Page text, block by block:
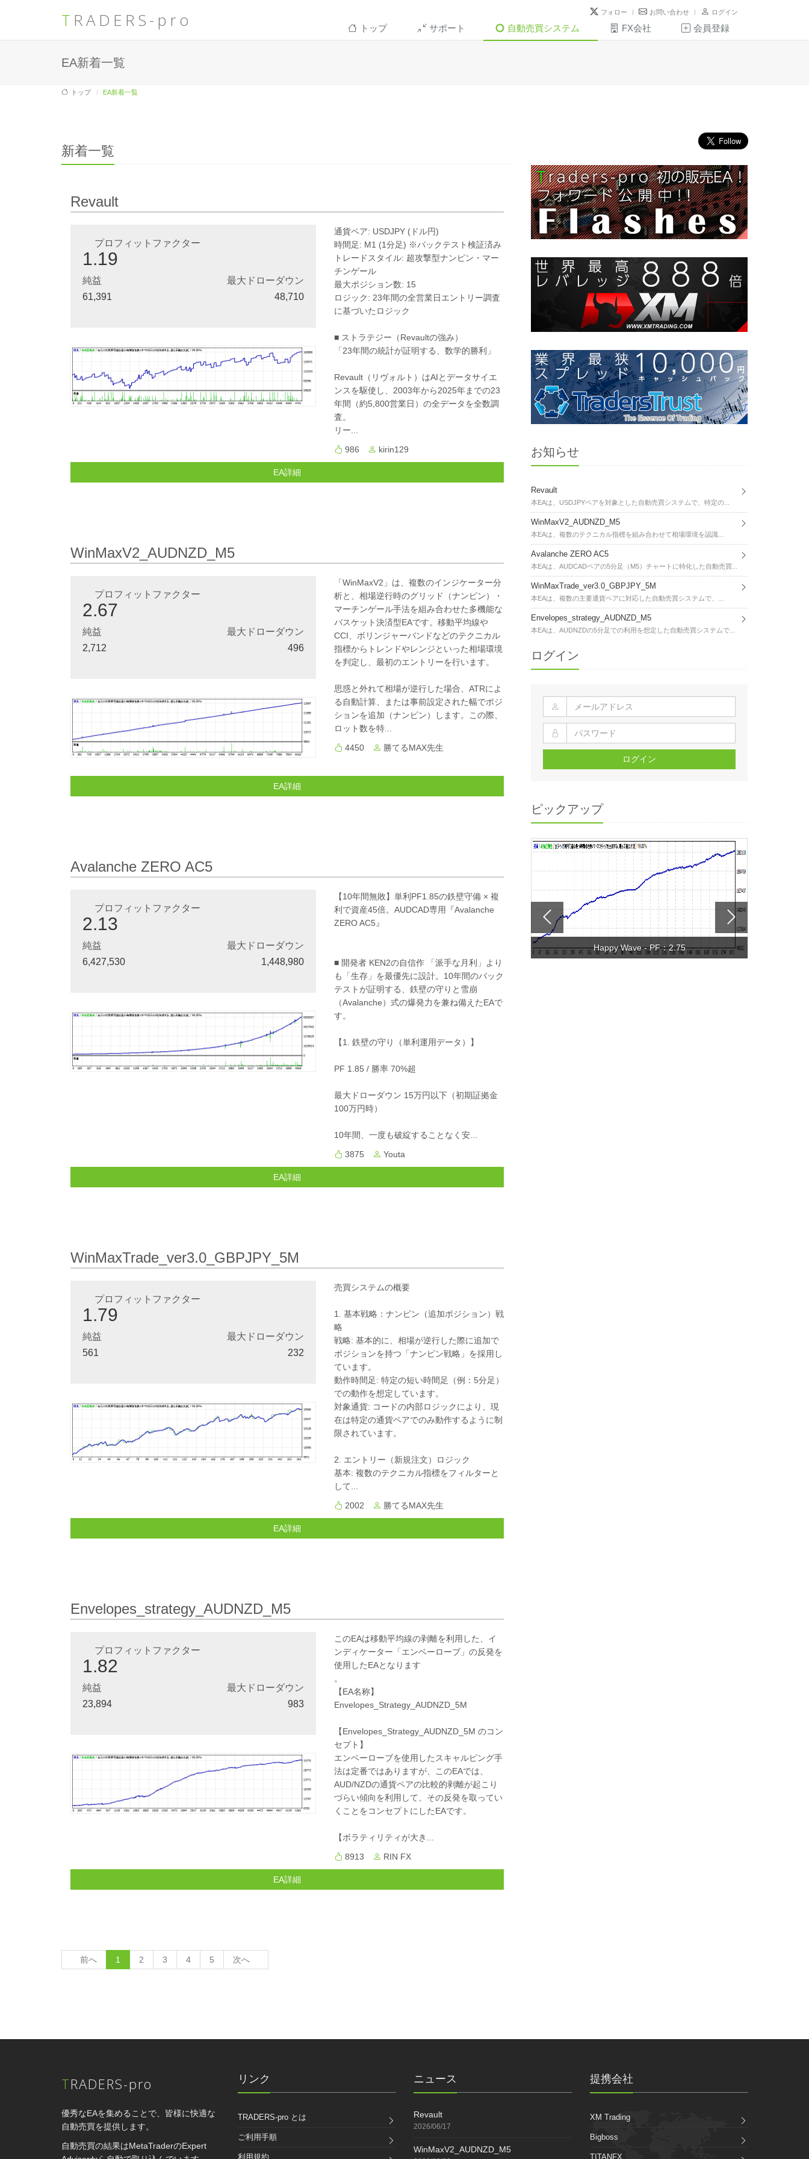
TRADERS-pro フォロー お問い合わせ ログイン
トップ サポート 自動売買システム FX会社 会員登録
EA新着一覧
トップ EA新着一覧
新着一覧
Revault
プロフィットファクター
1.19
純益
61,391
最大ドローダウン
48,710
通貨ペア: USDJPY (ドル円)
時間足: M1 (1分足) ※バックテスト検証済み
トレードスタイル: 超攻撃型ナンピン・マー
チンゲール
最大ポジション数: 15
ロジック: 23年間の全営業日エントリー調査
に基づいたロジック
■ ストラテジー（Revaultの強み）
「23年間の統計が証明する、数学的勝利」
Revault（リヴォルト）はAIとデータサイエ
ンスを駆使し、2003年から2025年までの23
年間（約5,800営業日）の全データを全数調
査。
リー...
986
kirin129
EA詳細
WinMaxV2_AUDNZD_M5
プロフィットファクター
2.67
純益
2,712
最大ドローダウン
496
「WinMaxV2」は、複数のインジケーター分
析と、相場逆行時のグリッド（ナンピン）・
マーチンゲール手法を組み合わせた多機能な
バスケット決済型EAです。移動平均線や
CCI、ボリンジャーバンドなどのテクニカル
指標からトレンドやレンジといった相場環境
を判定し、最初のエントリーを行います。
思惑と外れて相場が逆行した場合、ATRによ
る自動計算、または事前設定された幅でポジ
ションを追加（ナンピン）します。この際、
ロット数を特...
4450
勝てるMAX先生
EA詳細
Avalanche ZERO AC5
プロフィットファクター
2.13
純益
6,427,530
最大ドローダウン
1,448,980
【10年間無敗】単利PF1.85の鉄壁守備 × 複
利で資産45倍。AUDCAD専用『Avalanche
ZERO AC5』
■ 開発者 KEN2の自信作 「派手な月利」より
も「生存」を最優先に設計。10年間のバック
テストが証明する、鉄壁の守りと雪崩
（Avalanche）式の爆発力を兼ね備えたEAで
す。
【1. 鉄壁の守り（単利運用データ）】
PF 1.85 / 勝率 70%超
最大ドローダウン 15万円以下（初期証拠金
100万円時）
10年間、一度も破綻することなく安...
3875
Youta
EA詳細
WinMaxTrade_ver3.0_GBPJPY_5M
プロフィットファクター
1.79
純益
561
最大ドローダウン
232
売買システムの概要
1. 基本戦略：ナンピン（追加ポジション）戦
略
戦略: 基本的に、相場が逆行した際に追加で
ポジションを持つ「ナンピン戦略」を採用し
ています。
動作時間足: 特定の短い時間足（例：5分足）
での動作を想定しています。
対象通貨: コードの内部ロジックにより、現
在は特定の通貨ペアでのみ動作するように制
限されています。
2. エントリー（新規注文）ロジック
基本: 複数のテクニカル指標をフィルターと
して...
2002
勝てるMAX先生
EA詳細
Envelopes_strategy_AUDNZD_M5
プロフィットファクター
1.82
純益
23,894
最大ドローダウン
983
このEAは移動平均線の剥離を利用した、イ
ンディケーター「エンベーローブ」の反発を
使用したEAとなります
。
【EA名称】
Envelopes_Strategy_AUDNZD_5M
【Envelopes_Strategy_AUDNZD_5M のコン
セプト】
エンベーローブを使用したスキャルピング手
法は定番ではありますが、このEAでは、
AUD/NZDの通貨ペアの比較的剥離が起こり
づらい傾向を利用して、その反発を取ってい
くことをコンセプトにしたEAです。
【ボラティリティが大き...
8913
RIN FX
EA詳細
前へ 1 2 3 4 5 次へ
お知らせ
Revault
本EAは、USDJPYペアを対象とした自動売買システムで、特定の...
WinMaxV2_AUDNZD_M5
本EAは、複数のテクニカル指標を組み合わせて相場環境を認識...
Avalanche ZERO AC5
本EAは、AUDCADペアの5分足（M5）チャートに特化した自動売買...
WinMaxTrade_ver3.0_GBPJPY_5M
本EAは、複数の主要通貨ペアに対応した自動売買システムで、...
Envelopes_strategy_AUDNZD_M5
本EAは、AUDNZDの5分足での利用を想定した自動売買システムで...
ログイン
ログイン
ピックアップ
Happy Wave - PF：2.75
TRADERS-pro
優秀なEAを集めることで、皆様に快適な
自動売買を提供します。
自動売買の結果はMetaTraderのExpert
リンク
TRADERS-pro とは
ご利用手順
利用規約
ニュース
Revault
2026/06/17
WinMaxV2_AUDNZD_M5
提携会社
XM Trading
Bigboss
TITANFX